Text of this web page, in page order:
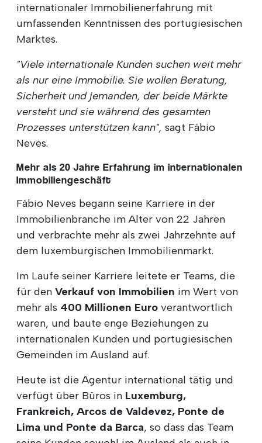
internationaler Immobilienerfahrung mit
umfassenden Kenntnissen des portugiesischen
Marktes.
"Viele internationale Kunden suchen weit mehr
als nur eine Immobilie. Sie wollen Beratung,
Sicherheit und jemanden, der beide Märkte
versteht und sie während des gesamten
Prozesses unterstützen kann", sagt Fábio
Neves.
Mehr als 20 Jahre Erfahrung im internationalen
Immobiliengeschäft
Fábio Neves begann seine Karriere in der
Immobilienbranche im Alter von 22 Jahren
und verbrachte mehr als zwei Jahrzehnte auf
dem luxemburgischen Immobilienmarkt.
Im Laufe seiner Karriere leitete er Teams, die
für den Verkauf von Immobilien im Wert von
mehr als 400 Millionen Euro verantwortlich
waren, und baute enge Beziehungen zu
internationalen Kunden und portugiesischen
Gemeinden im Ausland auf.
Heute ist die Agentur international tätig und
verfügt über Büros in Luxemburg,
Frankreich, Arcos de Valdevez, Ponte de
Lima und Ponte da Barca, so dass das Team